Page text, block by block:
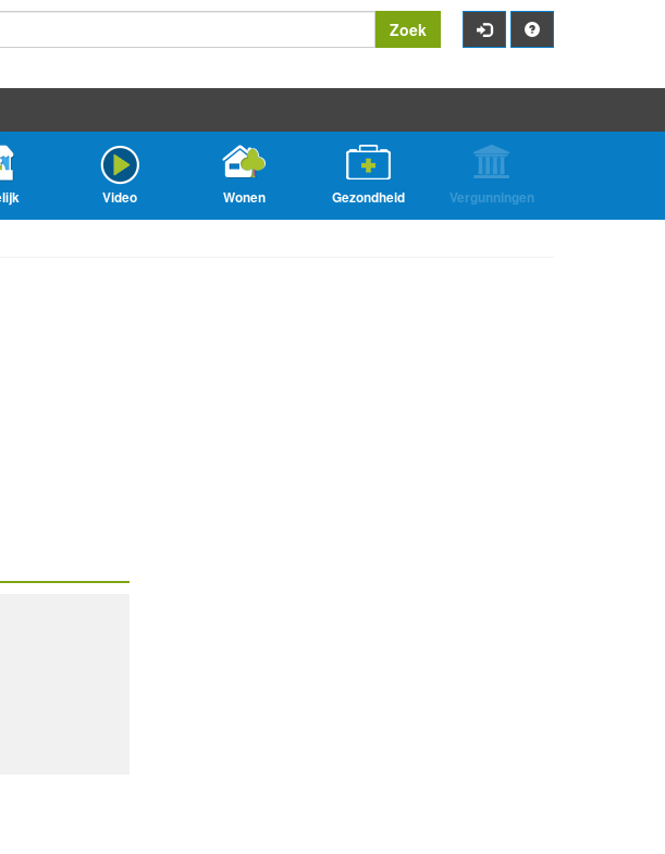
Zoek
Video Wonen Gezondheid Vergunningen